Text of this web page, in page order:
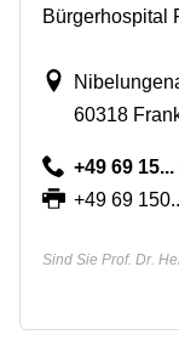
Bürgerhospital
60318
+49 69 15...
+49 69
Sind Sie Prof. Dr.